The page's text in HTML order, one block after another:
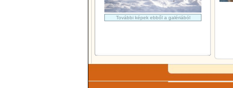
További képek ebből a galériából